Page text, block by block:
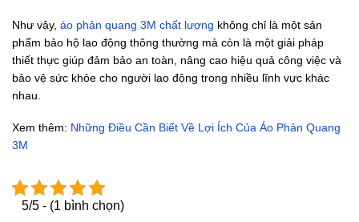
Như vậy, áo phản quang 3M chất lượng không chỉ là một sản
phẩm bảo hộ lao động thông thường mà còn là một giải pháp
thiết thực giúp đảm bảo an toàn, nâng cao hiệu quả công việc và
bảo vệ sức khỏe cho người lao động trong nhiều lĩnh vực khác
nhau.
Xem thêm: Những Điều Cần Biết Về Lợi Ích Của Áo Phản Quang
3M
5/5 - (1 bình chọn)